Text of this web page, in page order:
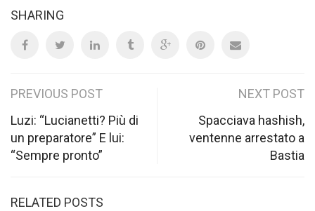
SHARING
Post
navigation
PREVIOUS POST
Luzi: “Lucianetti? Più di
un preparatore” E lui:
“Sempre pronto”
NEXT POST
Spacciava hashish,
ventenne arrestato a
Bastia
RELATED POSTS